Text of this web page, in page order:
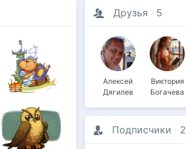
Друзья · 5
Алексей
Дягилев
Виктория
Богачева
Подписчики · 2